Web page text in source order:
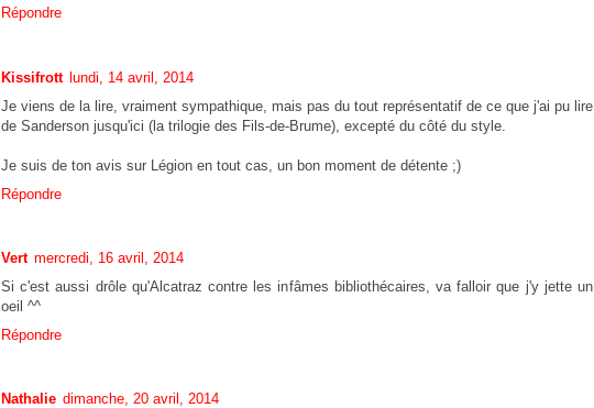
Répondre
Kissifrott lundi, 14 avril, 2014
Je viens de la lire, vraiment sympathique, mais pas du tout représentatif de ce que j'ai pu lire
de Sanderson jusqu'ici (la trilogie des Fils-de-Brume), excepté du côté du style.
Je suis de ton avis sur Légion en tout cas, un bon moment de détente ;)
Répondre
Vert mercredi, 16 avril, 2014
Si c'est aussi drôle qu'Alcatraz contre les infâmes bibliothécaires, va falloir que j'y jette un
oeil ^^
Répondre
Nathalie dimanche, 20 avril, 2014